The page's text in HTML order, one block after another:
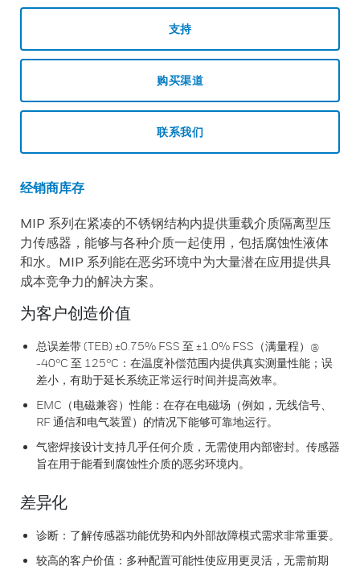
支持
购买渠道
联系我们
经销商库存
MIP 系列在紧凑的不锈钢结构内提供重载介质隔离型压
力传感器，能够与各种介质一起使用，包括腐蚀性液体
和水。MIP 系列能在恶劣环境中为大量潜在应用提供具
成本竞争力的解决方案。
为客户创造价值
总误差带 (TEB) ±0.75% FSS 至 ±1.0% FSS（满量程）@
-40°C 至 125°C：在温度补偿范围内提供真实测量性能；误
差小，有助于延长系统正常运行时间并提高效率。
EMC（电磁兼容）性能：在存在电磁场（例如，无线信号、
RF 通信和电气装置）的情况下能够可靠地运行。
气密焊接设计支持几乎任何介质，无需使用内部密封。传感器
旨在用于能看到腐蚀性介质的恶劣环境内。
差异化
诊断：了解传感器功能优势和内外部故障模式需求非常重要。
较高的客户价值：多种配置可能性使应用更灵活，无需前期